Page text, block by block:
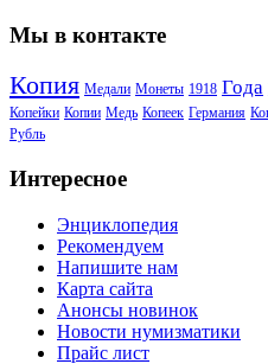
Мы в контакте
Копия Медали Монеты 1918 Года
Копейки Копии Медь Копеек Германия
Рубль
Интересное
Энциклопедия
Рекомендуем
Напишите нам
Карта сайта
Анонсы новинок
Новости нумизматики
Прайс лист